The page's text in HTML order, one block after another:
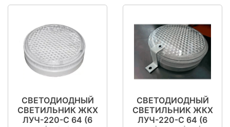
СВЕТОДИОДНЫЙ
СВЕТИЛЬНИК ЖКХ
ЛУЧ-220-С 64 (6
СВЕТОДИОДНЫЙ
СВЕТИЛЬНИК ЖКХ
ЛУЧ-220-С 64 (6